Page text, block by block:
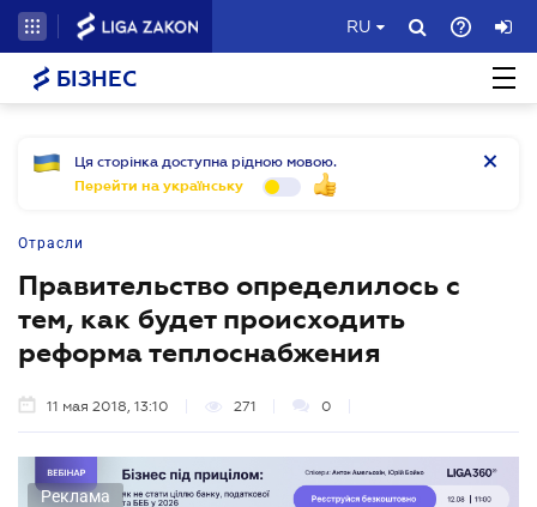
RU
БІЗНЕС
Ця сторінка доступна рідною мовою.
Перейти на українську
Отрасли
Правительство определилось с
тем, как будет происходить
реформа теплоснабжения
11 мая 2018, 13:10 271 0
Реклама